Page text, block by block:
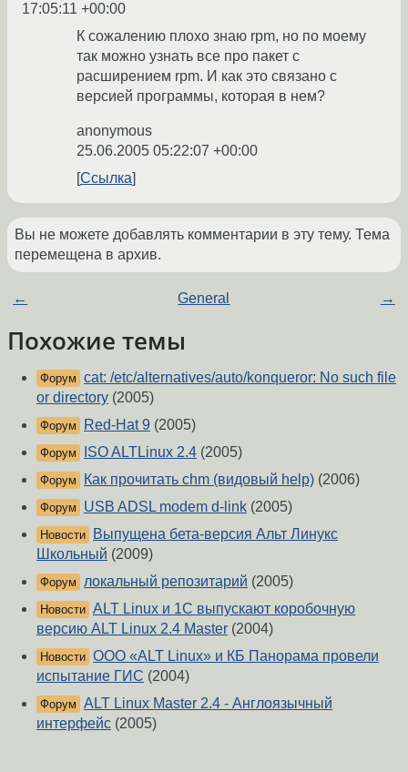
17:05:11 +00:00
К сожалению плохо знаю rpm, но по моему
так можно узнать все про пакет с
расширением rpm. И как это связано с
версией программы, которая в нем?
anonymous
25.06.2005 05:22:07 +00:00
Ссылка
Вы не можете добавлять комментарии в эту тему. Тема
перемещена в архив.
← General →
Похожие темы
Форум cat: /etc/alternatives/auto/konqueror: No such file
or directory (2005)
Форум Red-Hat 9 (2005)
Форум ISO ALTLinux 2.4 (2005)
Форум Как прочитать chm (видовый help) (2006)
Форум USB ADSL modem d-link (2005)
Новости
Выпущена бета-версия Альт Линукс
Школьный (2009)
Форум локальный репозитарий (2005)
Новости ALT Linux и 1С выпускают коробочную
версию ALT Linux 2.4 Master (2004)
Новости ООО «ALT Linux» и КБ Панорама провели
испытание ГИС (2004)
Форум ALT Linux Master 2.4 - Англоязычный
интерфейс (2005)